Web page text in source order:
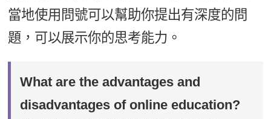
當地使用問號可以幫助你提出有深度的問
題，可以展示你的思考能力。
What are the advantages and
disadvantages of online education?